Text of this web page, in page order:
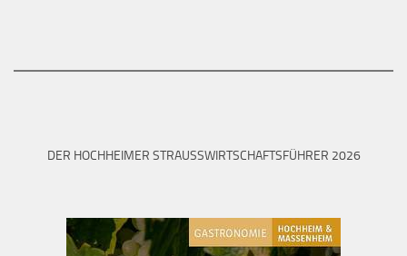
DER HOCHHEIMER STRAUSSWIRTSCHAFTSFÜHRER 2026